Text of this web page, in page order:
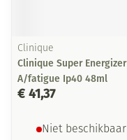
Clinique
Clinique Super Energizer
A/fatigue Ip40 48ml
€ 41,37
Niet beschikbaar